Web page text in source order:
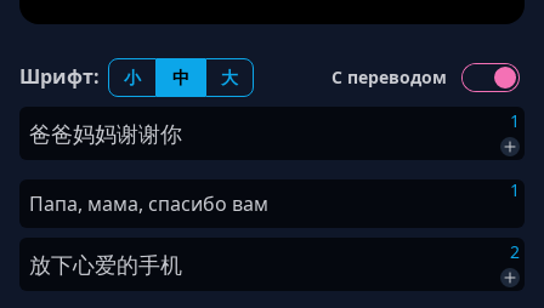
Шрифт: 小 中 大
С переводом
1
爸爸妈妈谢谢你
1
Папа, мама, спасибо вам
2
放下心爱的手机